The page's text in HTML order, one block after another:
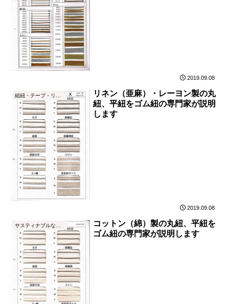
2019.09.08
リネン（亜麻）・レーヨン製の丸
紐、平紐をゴム紐の専門家が説明
します
2019.09.08
サスティナブルなゴム紐・平ゴム
コットン（綿）製の丸紐、平紐を
ゴム紐の専門家が説明します